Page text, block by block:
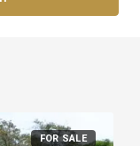
FOR SALE